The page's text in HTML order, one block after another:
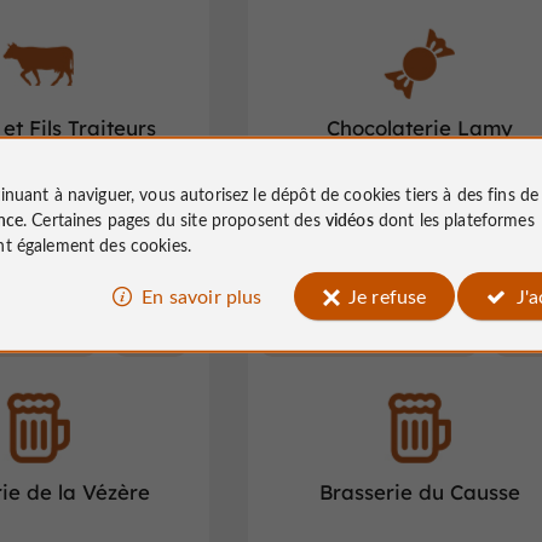
Fils Traiteurs
de Corrèze à Corrèze
Chocolaterie Lamy
Confiseries & Délices sucrés à Brive-
Gaillarde
de la Vézère Brasserie du Causse
à naviguer, vous autorisez le dépôt de cookies tiers à des fins de
. Certaines pages du site proposent des vidéosdont les plateformes
également des cookies.
En savoir plus Je refuse